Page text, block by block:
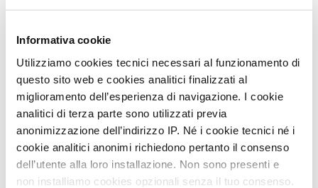
Informativa cookie
Utilizziamo cookies tecnici necessari al funzionamento di
questo sito web e cookies analitici finalizzati al
miglioramento dell’esperienza di navigazione. I cookie
analitici di terza parte sono utilizzati previa
anonimizzazione dell’indirizzo IP. Né i cookie tecnici né i
cookie analitici anonimi richiedono pertanto il consenso
dell’utente alla loro installazione. Non sono presenti e
non installiamo cookies opzionali senza il tuo consenso.
un binomio inquietante
Ho 47 anni, soffro di fibromialgia da 5 anni, con
debolezza, dolori muscolari e mancanza di
energia. Sono sempre stanca! Nell’ultimo anno ho
notato un netto peggioramento anche del sonno.
Faccio fatica ad addormentarmi, il sonno è